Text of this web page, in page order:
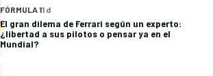
FÓRMULA 11 d
El gran dilema de Ferrari según un experto:
¿libertad a sus pilotos o pensar ya en el
Mundial?